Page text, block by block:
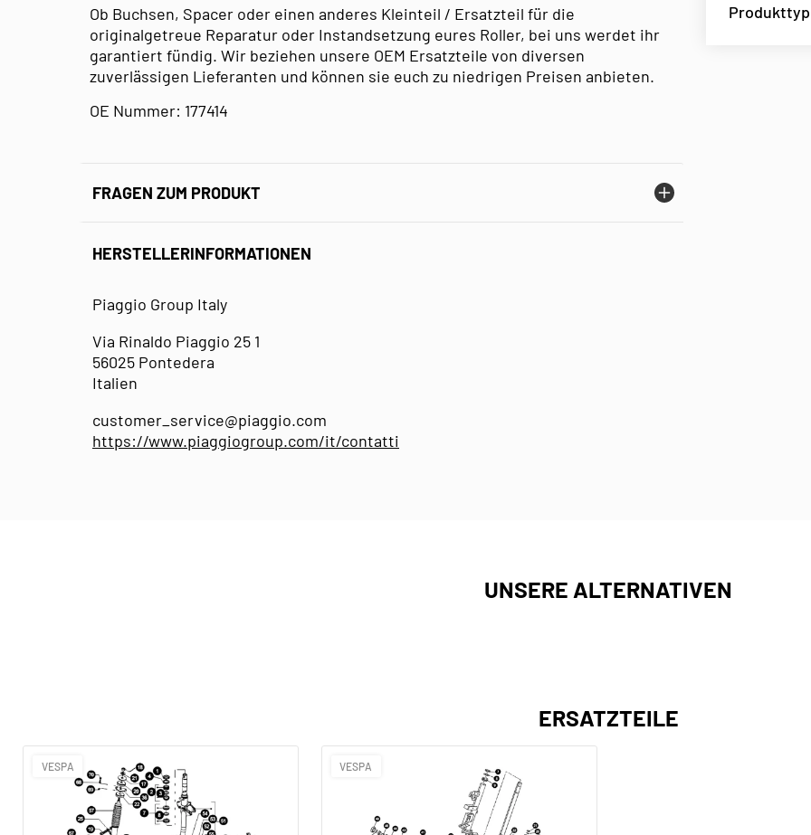
Ob Buchsen, Spacer oder einen anderes Kleinteil / Ersatzteil für die
originalgetreue Reparatur oder Instandsetzung eures Roller, bei uns werdet ihr
garantiert fündig. Wir beziehen unsere OEM Ersatzteile von diversen
zuverlässigen Lieferanten und können sie euch zu niedrigen Preisen anbieten.
OE Nummer: 177414
FRAGEN ZUM PRODUKT
HERSTELLERINFORMATIONEN
Piaggio Group Italy
Via Rinaldo Piaggio 25 1
56025 Pontedera
Italien
customer_service@piaggio.com
https://www.piaggiogroup.com/it/contatti
Produkttyp
UNSERE ALTERNATIVEN
ERSATZTEILE
VESPA VESPA